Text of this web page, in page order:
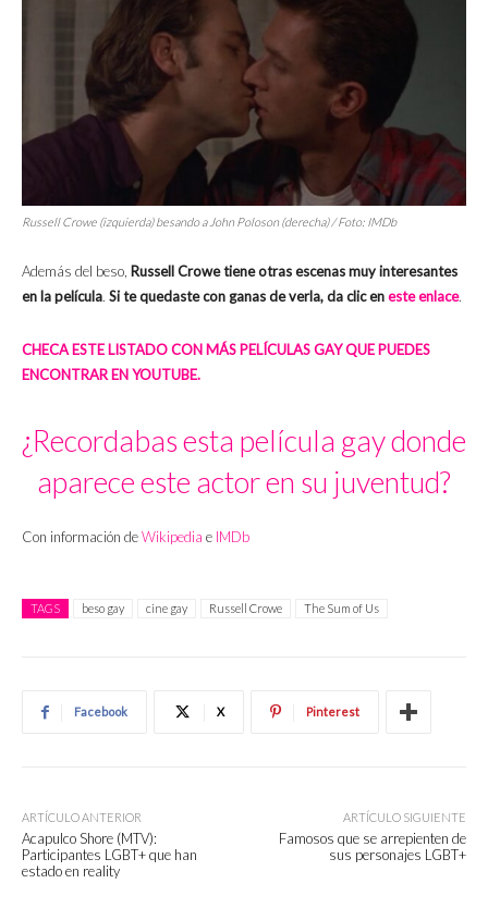
Russell Crowe (izquierda) besando a John Poloson (derecha) / Foto: IMDb
Además del beso, Russell Crowe tiene otras escenas muy interesantes
en la película. Si te quedaste con ganas de verla, da clic eneste enlace.
CHECA ESTE LISTADO CON MÁS PELÍCULAS GAY QUE PUEDES
ENCONTRAR EN YOUTUBE.
¿Recordabas esta película gay donde
aparece este actor en su juventud?
Con información deWikipedia e IMDb
TAGS beso gay cine gay Russell Crowe The Sum of Us
Facebook X Pinterest
ARTÍCULO ANTERIOR
Acapulco Shore (MTV):
Participantes LGBT+ que han
estado en reality
ARTÍCULO SIGUIENTE
Famosos que se arrepienten de
sus personajes LGBT+